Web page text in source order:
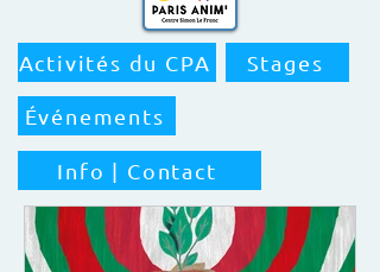
Activités du CPA Stages
Événements
Info | Contact